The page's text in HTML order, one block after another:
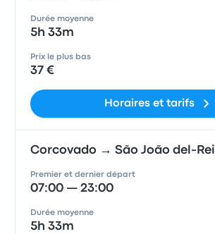
Durée moyenne
5h 33m
Prix le plus bas
37 €
Horaires et tarifs
Corcovado → São João del-Rei
Premier et dernier départ
07:00 — 23:00
Durée moyenne
5h 33m